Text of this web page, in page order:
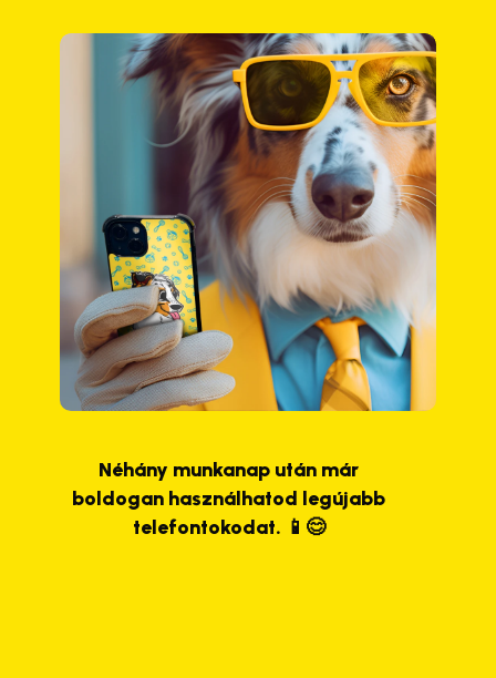
Néhány munkanap után már
boldogan használhatod legújabb
telefontokodat. 📱😊